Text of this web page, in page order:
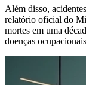
Além disso,
relatório oficial do
mortes em uma
doenças